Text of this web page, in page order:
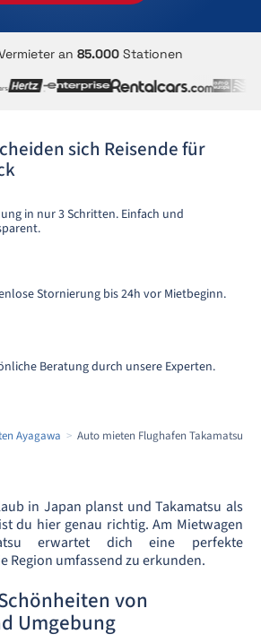
an 85.000 Stationen
sich Reisende für
in nur 3 Schritten. Einfach und
Stornierung bis 24h vor Mietbeginn.
Beratung durch unsere Experten.
Ayagawa Auto mieten Flughafen Takamatsu
in Japan planst und Takamatsu als
du hier genau richtig. Am Mietwagen
erwartet dich eine perfekte
Region umfassend zu erkunden.
von
Umgebung